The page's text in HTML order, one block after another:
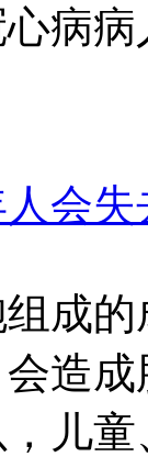
病
会失
成
造
儿